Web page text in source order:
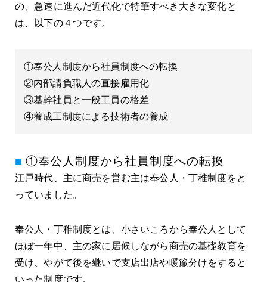
の、急速に進んだ近代化で特筆すべき大きな変化と
は、以下の４つです。
①奉公人制度から社員制度への転換
②内部請負職人の直接雇用化
③基幹社員と一般工員の格差
④養成工制度による技術者の養成
①奉公人制度から社員制度への転換
江戸時代、主に商売を営む主は奉公人・丁稚制度をと
っていました。
奉公人・丁稚制度とは、小さいころから奉公人として
ほぼ一年中、主の家に居候しながら商売の基礎教育を
受け、やがて後を継いで支店出店や暖簾分けをすると
いった制度です。